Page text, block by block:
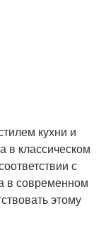
кухни и
в классическом
с
в современном
этому